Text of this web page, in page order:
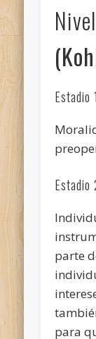
Estadio
Estadio
parte
para